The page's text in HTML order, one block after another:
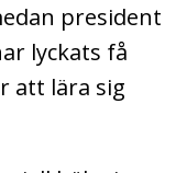
president
lyckats få
att lära sig